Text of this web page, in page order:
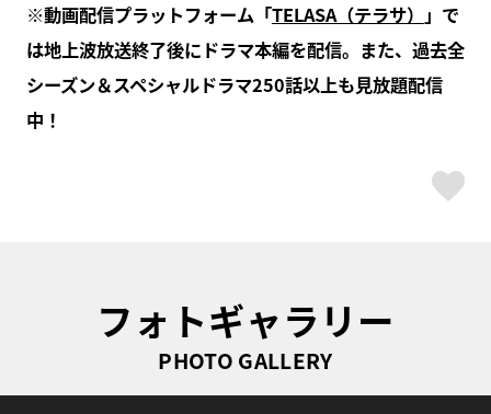
※動画配信プラットフォーム「TELASA（テラサ） 」で
は地上波放送終了後にドラマ本編を配信。また、過去全
シーズン＆スペシャルドラマ250話以上も見放題配信
中！
フォトギャラリー
PHOTO GALLERY